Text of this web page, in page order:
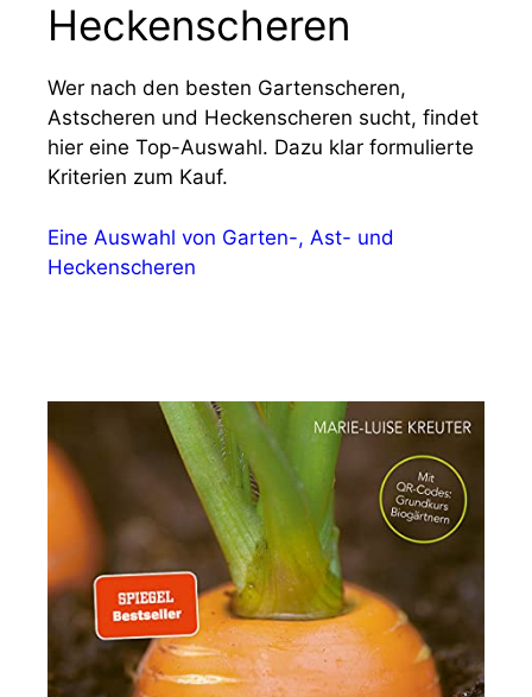
Heckenscheren
Wer nach den besten Gartenscheren,
Astscheren und Heckenscheren sucht, findet
hier eine Top-Auswahl. Dazu klar formulierte
Kriterien zum Kauf.
Eine Auswahl von Garten-, Ast- und
Heckenscheren